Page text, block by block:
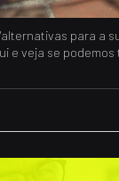
para a
e veja se